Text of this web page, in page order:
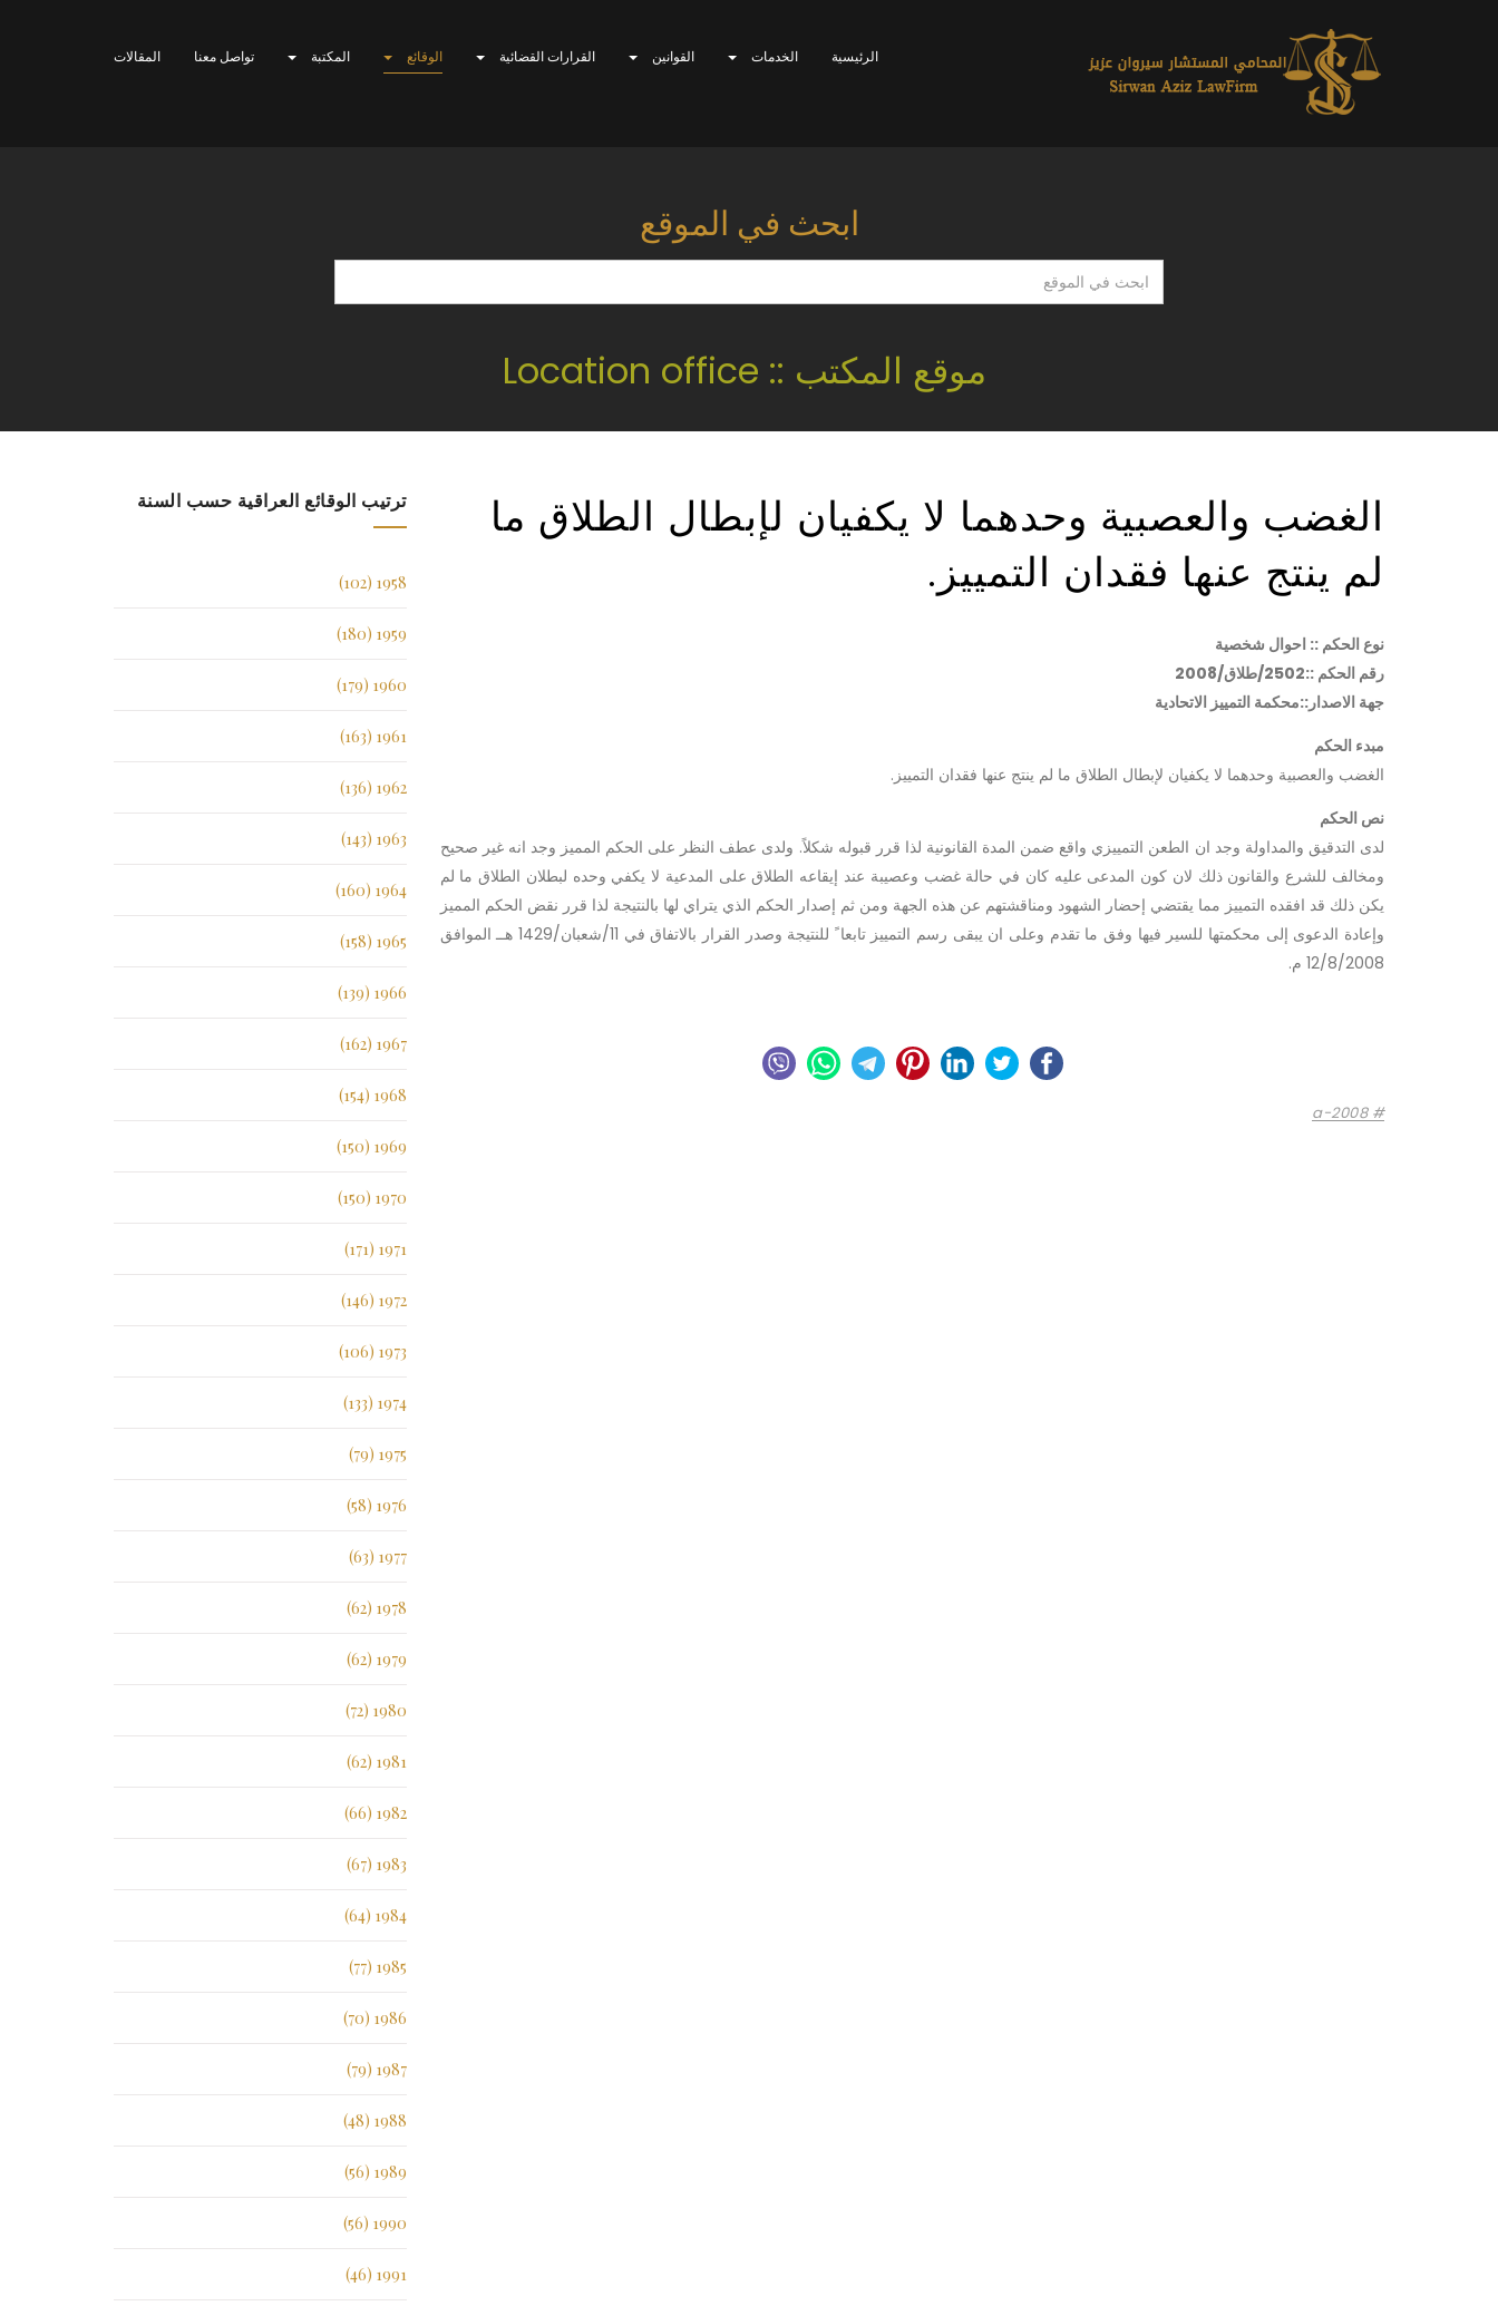
الرئيسية الخدمات القوانين القرارات القضائية الوقائع المكتبة تواصل معنا المقالات
ابحث في الموقع
ابحث
في
موقع المكتب :: Location office
الغضب والعصبية وحدهما لا يكفيان لإبطال الطلاق ما
لم ينتج عنها فقدان التمييز.
نوع الحكم :: احوال شخصية
رقم الحكم ::2502/طلاق/2008
جهة الاصدار::محكمة التمييز الاتحادية
مبدء الحكم
الغضب والعصبية وحدهما لا يكفيان لإبطال الطلاق ما لم ينتج عنها فقدان التمييز.
نص الحكم
لدى التدقيق والمداولة وجد ان الطعن التمييزي واقع ضمن المدة القانونية لذا قرر قبوله شكلاً. ولدى عطف النظر على الحكم المميز وجد انه غير صحيح
ومخالف للشرع والقانون ذلك لان كون المدعى عليه كان في حالة غضب وعصيبة عند إيقاعه الطلاق على المدعية لا يكفي وحده لبطلان الطلاق ما لم
يكن ذلك قد افقده التمييز مما يقتضي إحضار الشهود ومناقشتهم عن هذه الجهة ومن ثم إصدار الحكم الذي يتراي لها بالنتيجة لذا قرر نقض الحكم المميز
وإعادة الدعوى إلى محكمتها للسير فيها وفق ما تقدم وعلى ان يبقى رسم التمييز تابعا ً للنتيجة وصدر القرار بالاتفاق في 11/شعبان/1429 هــ الموافق
12/8/2008 م.
a-2008
ترتيب الوقائع العراقية حسب السنة
1958 (102)
1959 (180)
1960 (179)
1961 (163)
1962 (136)
1963 (143)
1964 (160)
1965 (158)
1966 (139)
1967 (162)
1968 (154)
1969 (150)
1970 (150)
1971 (171)
1972 (146)
1973 (106)
1974 (133)
1975 (79)
1976 (58)
1977 (63)
1978 (62)
1979 (62)
1980 (72)
1981 (62)
1982 (66)
1983 (67)
1984 (64)
1985 (77)
1986 (70)
1987 (79)
1988 (48)
1989 (56)
1990 (56)
1991 (46)